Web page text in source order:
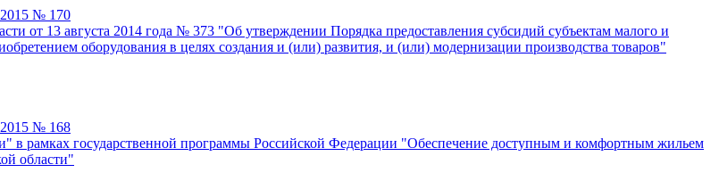
№ 170
от 13 августа 2014 года № 373 "Об утверждении Порядка предоставления субсидий субъектам малого и
оборудования в целях создания и (или) развития, и (или) модернизации производства товаров"
№ 168
в рамках государственной программы Российской Федерации "Обеспечение доступным и комфортным жильем
области"